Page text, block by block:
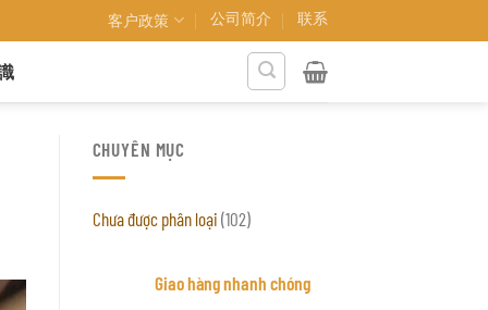
客户政策 公司简介 联系
CHUYÊN MỤC
Chưa được phân loại (102)
Giao hàng nhanh chóng